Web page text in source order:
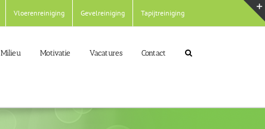
Vloerenreiniging Gevelreiniging Tapijtreiniging
Milieu Motivatie Vacatures Contact